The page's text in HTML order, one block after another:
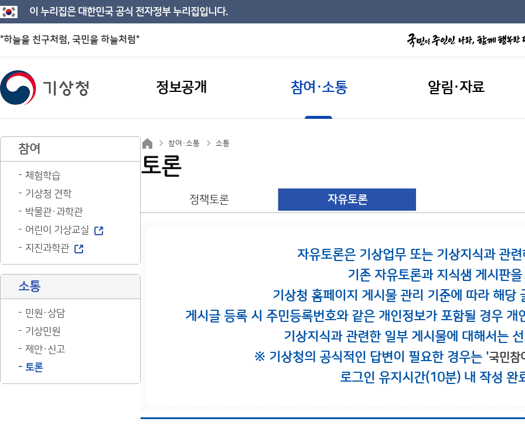
이 누리집은 대한민국 공식 전자정부 누리집입니다.
"하늘을 친구처럼, 국민을 하늘처럼"
정보공개 참여·소통 알림·자료
참여
체험학습
기상청 견학
박물관·과학관
어린이 기상교실
지진과학관
소통
민원·상담
기상민원
제안·신고
토론
참여·소통 소통
토론
정책토론 자유토론
자유토론은 기상업무 또는 기상지식과 관
기존 자유토론과 지식샘 게시판
기상청 홈페이지 게시물 관리 기준에 따라 해당
게시글 등록 시 주민등록번호와 같은 개인정보가 포함될 경우
기상지식과 관련한 일부 게시물에 대해서는
※ 기상청의 공식적인 답변이 필요한 경우는 '국민참
로그인 유지시간(10분) 내 작성 완